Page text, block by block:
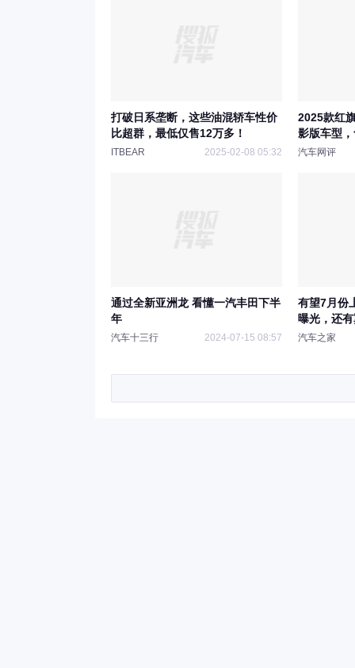
打破日系垄断，这些油混轿车性价
比超群，最低仅售12万多！
ITBEAR 2025-02-08 05:32
2025款红
影版车型
汽车网评
通过全新亚洲龙 看懂一汽丰田下半
年
汽车十三行 2024-07-15 08:57
有望7月份
曝光，还
汽车之家